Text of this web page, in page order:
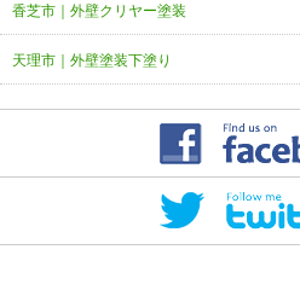
香芝市｜外壁クリヤー塗装
天理市｜外壁塗装下塗り